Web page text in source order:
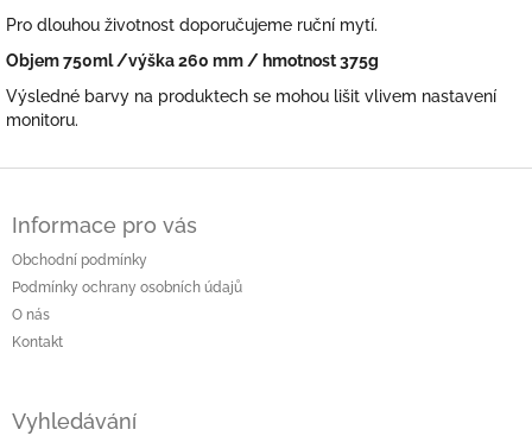
Pro dlouhou životnost doporučujeme ruční mytí.
Objem 750ml /výška 260 mm / hmotnost 375g
Výsledné barvy na produktech se mohou lišit vlivem nastavení
monitoru.
Informace pro vás
Obchodní podmínky
Podmínky ochrany osobních údajů
O nás
Kontakt
Vyhledávání